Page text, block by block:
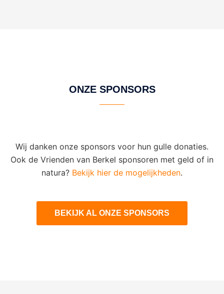
ONZE SPONSORS
Wij danken onze sponsors voor hun gulle donaties.
Ook de Vrienden van Berkel sponsoren met geld of in
natura? Bekijk hier de mogelijkheden.
BEKIJK AL ONZE SPONSORS